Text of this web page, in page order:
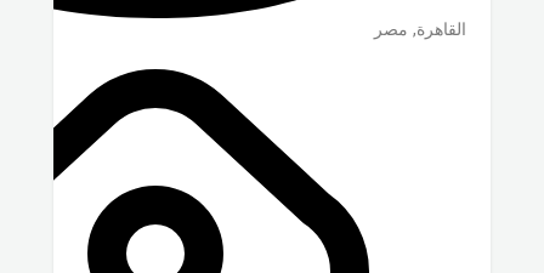
القاهرة, مصر